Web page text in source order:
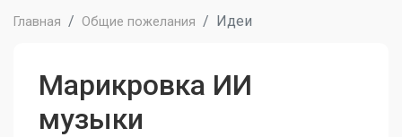
Главная Общие пожелания Идеи
Марикровка ИИ
музыки